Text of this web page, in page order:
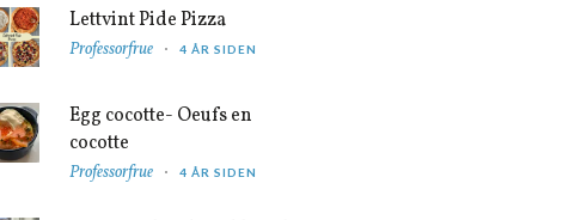
Lettvint Pide Pizza
Professorfrue 4 ÅR SIDEN
Egg cocotte- Oeufs en
cocotte
Professorfrue 4 ÅR SIDEN